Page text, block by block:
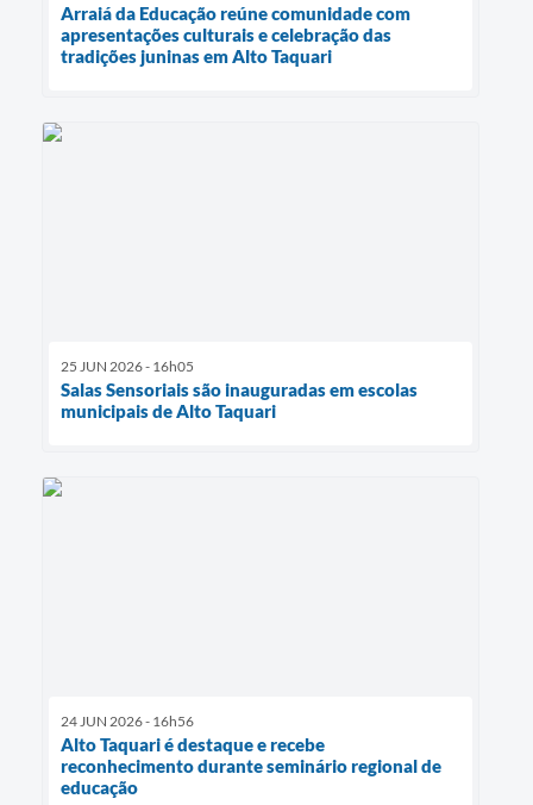
Arraiá da Educação reúne comunidade com
apresentações culturais e celebração das
tradições juninas em Alto Taquari
25 JUN 2026 - 16h05
Salas Sensoriais são inauguradas em escolas
municipais de Alto Taquari
24 JUN 2026 - 16h56
Alto Taquari é destaque e recebe
reconhecimento durante seminário regional de
educação